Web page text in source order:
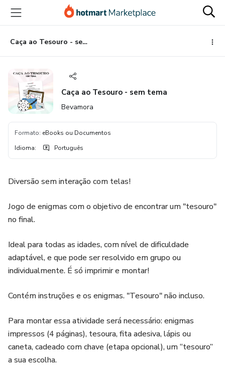
para
conteúdo
principal
para
pagamento
para
rodapé
Caça ao Tesouro - sem tema
Caça ao Tesouro - sem tema
Bevamora
Formato: eBooks ou Documentos
Idioma: Português
Diversão sem interação com telas!
Jogo de enigmas com o objetivo de encontrar um "tesouro"
no final.
Ideal para todas as idades, com nível de dificuldade
adaptável, e que pode ser resolvido em grupo ou
individualmente. É só imprimir e montar!
Contém instruções e os enigmas. "Tesouro" não incluso.
Para montar essa atividade será necessário: enigmas
impressos (4 páginas), tesoura, fita adesiva, lápis ou
caneta, cadeado com chave (etapa opcional), um “tesouro”
a sua escolha.